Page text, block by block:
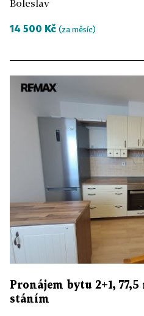
Boleslav
14 500 Kč (za měsíc)
Pronájem bytu 2+1, 77,5
stáním